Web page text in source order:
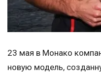
23 мая в Монако
новую модель,